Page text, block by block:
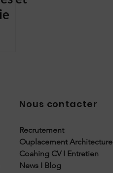
Nous contacter
Recrutement
Ouplacement Architecture
Coahing CV I Entretien
News I Blog